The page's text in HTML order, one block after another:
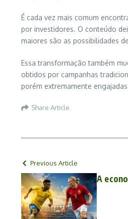
É cada vez mais comum
por investidores. O conteúdo
maiores são as possibilidades
Essa transformação também
obtidos por campanhas
porém extremamente
Share Article
Previous Article
A